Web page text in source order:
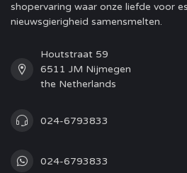
shopervaring waar onze liefde voor
nieuwsgierigheid samensmelten.
Houtstraat 59
6511 JM Nijmegen
the Netherlands
024-6793833
024-6793833